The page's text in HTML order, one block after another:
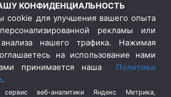
(3)
(404)
КОНФИДЕНЦИАЛЬНОСТЬ
cookie для улучшения вашего опыта
рекламы или
нашего трафика. Нажимая
на использование нами
принимается наша Политика
.
веб-аналитики Яндекс Метрика,